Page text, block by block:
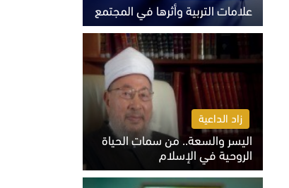
علامات التربية وأثرها في المجتمع
الثلاثاء 4 أغسطس 2026 12:50 م
زاد الداعية
اليسر والسعة.. من سمات الحياة
الروحية في الإسلام
الثلاثاء 4 أغسطس 2026 12:56 م